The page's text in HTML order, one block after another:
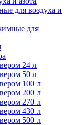
для воздуха и
для
24 л
50 л
100 л
200 л
270 л
430 л
500 л